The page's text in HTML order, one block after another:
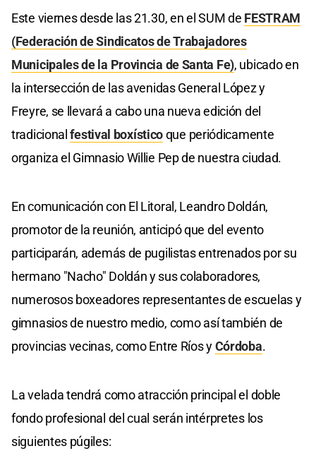
Este viernes desde las 21.30, en el SUM de FESTRAM
(Federación de Sindicatos de Trabajadores
Municipales de la Provincia de Santa Fe), ubicado en
la intersección de las avenidas General López y
Freyre, se llevará a cabo una nueva edición del
tradicionalfestival boxísticoque periódicamente
organiza el Gimnasio Willie Pep de nuestra ciudad.
En comunicación con El Litoral, Leandro Doldán,
promotor de la reunión, anticipó que del evento
participarán, además de pugilistas entrenados por su
hermano "Nacho" Doldán y sus colaboradores,
numerosos boxeadores representantes de escuelas y
gimnasios de nuestro medio, como así también de
provincias vecinas, como Entre Ríos yCórdoba.
La velada tendrá como atracción principal el doble
fondo profesional del cual serán intérpretes los
siguientes púgiles: